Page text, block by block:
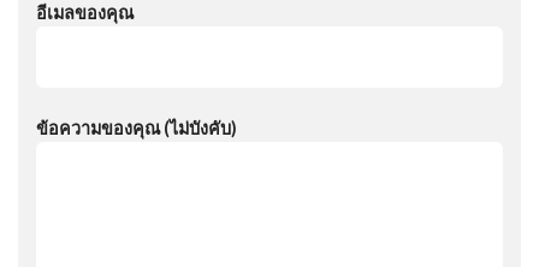
อีเมลของคุณ
ข้อความของคุณ (ไม่บังคับ)